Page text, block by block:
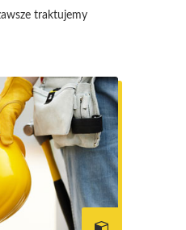
traktujemy